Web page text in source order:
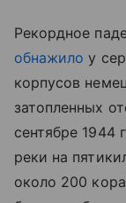
Рекордное
обнажило у
корпусов
затопленных
сентябре 1944
реки на
около 200